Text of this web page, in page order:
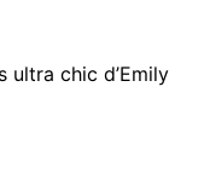
ultra chic d’Emily